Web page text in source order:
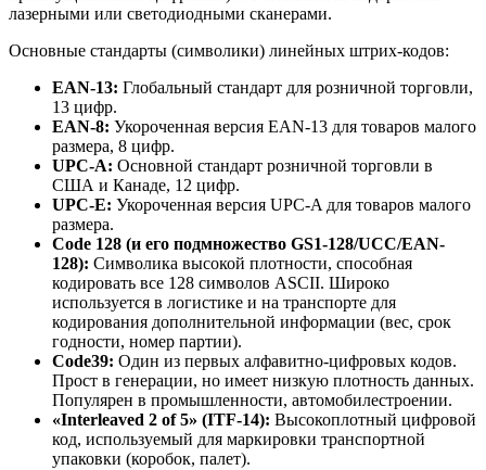
лазерными или светодиодными сканерами.
Основные стандарты (символики) линейных штрих-кодов:
EAN-13: Глобальный стандарт для розничной торговли,
13 цифр.
EAN-8: Укороченная версия EAN-13 для товаров малого
размера, 8 цифр.
UPC-A: Основной стандарт розничной торговли в
США и Канаде, 12 цифр.
UPC-E: Укороченная версия UPC-A для товаров малого
размера.
Code 128 (и его подмножество GS1-128/UCC/EAN-
128): Символика высокой плотности, способная
кодировать все 128 символов ASCII. Широко
используется в логистике и на транспорте для
кодирования дополнительной информации (вес, срок
годности, номер партии).
Code39: Один из первых алфавитно-цифровых кодов.
Прост в генерации, но имеет низкую плотность данных.
Популярен в промышленности, автомобилестроении.
«Interleaved 2 of 5» (ITF-14): Высокоплотный цифровой
код, используемый для маркировки транспортной
упаковки (коробок, палет).